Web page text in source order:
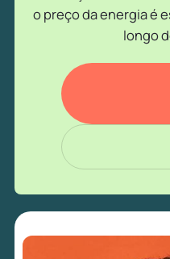
o preço da energia é
longo